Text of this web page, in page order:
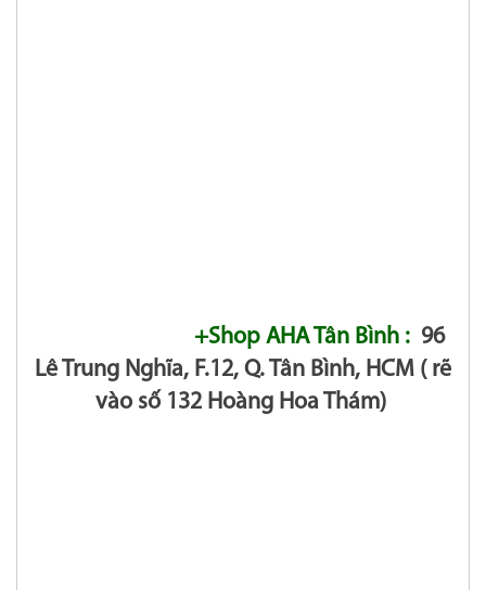
+Shop AHA Tân Bình : 96
Lê Trung Nghĩa, F.12, Q. Tân Bình, HCM ( rẽ
vào số 132 Hoàng Hoa Thám)